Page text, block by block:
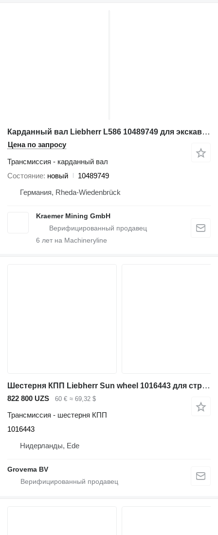
Карданный вал Liebherr L586 10489749 для экскаватора
Цена по запросу
Трансмиссия - карданный вал
Состояние новый
10489749
Германия, Rheda-Wiedenbrück
Kraemer Mining GmbH
6 лет на Machineryline
Шестерня КПП Liebherr Sun wheel 1016443 для строительной техники
822 800 UZS 60 € ≈ 69,32 $
Трансмиссия - шестерня КПП
1016443
Нидерланды, Ede
Grovema BV